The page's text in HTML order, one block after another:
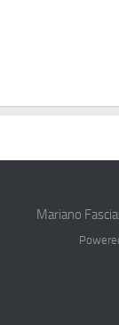
Mariano